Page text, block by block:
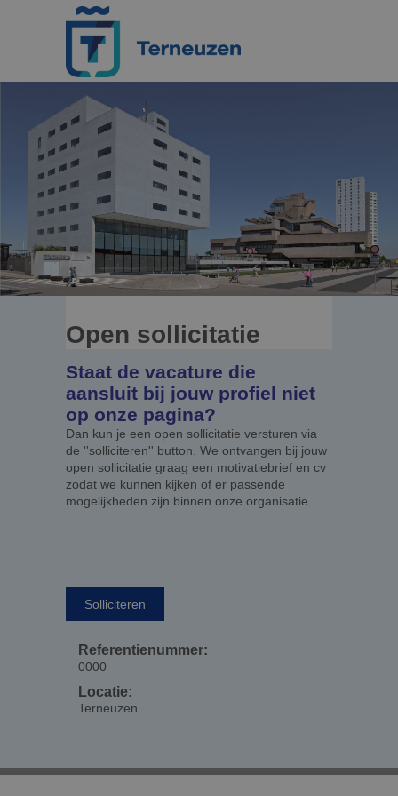
Open sollicitatie
Staat de vacature die
aansluit bij jouw profiel niet
op onze pagina?
Dan kun je een open sollicitatie versturen via
de ''solliciteren'' button. We ontvangen bij jouw
open sollicitatie graag een motivatiebrief en cv
zodat we kunnen kijken of er passende
mogelijkheden zijn binnen onze organisatie.
Solliciteren
Referentienummer:
0000
Locatie:
Terneuzen